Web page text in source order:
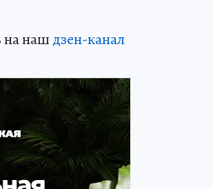
на наш дзен-канал